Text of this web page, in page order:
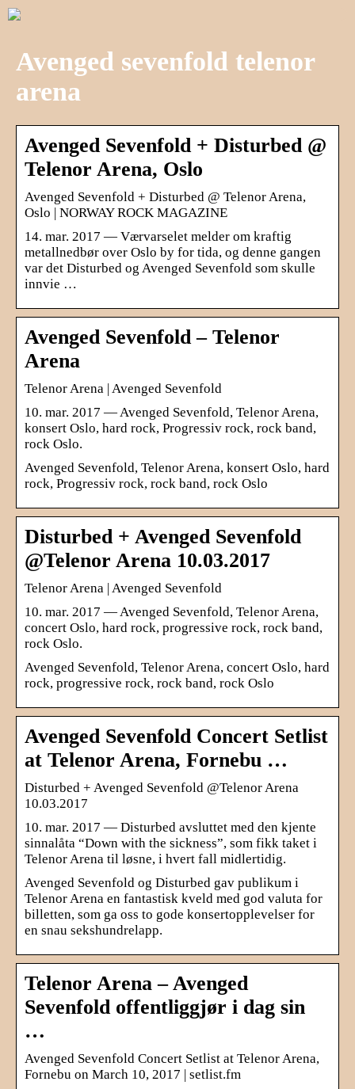
Avenged sevenfold telenor
arena
Avenged Sevenfold + Disturbed @
Telenor Arena, Oslo
Avenged Sevenfold + Disturbed @ Telenor Arena,
Oslo | NORWAY ROCK MAGAZINE
14. mar. 2017 — Værvarselet melder om kraftig
metallnedbør over Oslo by for tida, og denne gangen
var det Disturbed og Avenged Sevenfold som skulle
innvie …
Avenged Sevenfold – Telenor
Arena
Telenor Arena | Avenged Sevenfold
10. mar. 2017 — Avenged Sevenfold, Telenor Arena,
konsert Oslo, hard rock, Progressiv rock, rock band,
rock Oslo.
Avenged Sevenfold, Telenor Arena, konsert Oslo, hard
rock, Progressiv rock, rock band, rock Oslo
Disturbed + Avenged Sevenfold
@Telenor Arena 10.03.2017
Telenor Arena | Avenged Sevenfold
10. mar. 2017 — Avenged Sevenfold, Telenor Arena,
concert Oslo, hard rock, progressive rock, rock band,
rock Oslo.
Avenged Sevenfold, Telenor Arena, concert Oslo, hard
rock, progressive rock, rock band, rock Oslo
Avenged Sevenfold Concert Setlist
at Telenor Arena, Fornebu …
Disturbed + Avenged Sevenfold @Telenor Arena
10.03.2017
10. mar. 2017 — Disturbed avsluttet med den kjente
sinnalåta “Down with the sickness”, som fikk taket i
Telenor Arena til løsne, i hvert fall midlertidig.
Avenged Sevenfold og Disturbed gav publikum i
Telenor Arena en fantastisk kveld med god valuta for
billetten, som ga oss to gode konsertopplevelser for
en snau sekshundrelapp.
Telenor Arena – Avenged
Sevenfold offentliggjør i dag sin
…
Avenged Sevenfold Concert Setlist at Telenor Arena,
Fornebu on March 10, 2017 | setlist.fm